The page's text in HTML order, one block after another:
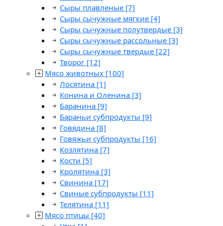
Сыры плавленые [7]
Сыры сычужные мягкие [4]
Сыры сычужные полутвердые [3]
Сыры сычужные рассольные [3]
Сыры сычужные твердые [22]
Творог [12]
Мясо животных [100]
Лосятина [1]
Конина и Оленина [3]
Баранина [9]
Бараньи субпродукты [9]
Говядина [8]
Говяжьи субпродукты [16]
Козлятина [7]
Кости [5]
Кролятина [3]
Свинина [17]
Свиные субпродукты [11]
Телятина [11]
Мясо птицы [40]